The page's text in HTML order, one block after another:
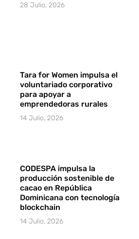
28 Julio, 2026
Tara for Women impulsa el
voluntariado corporativo
para apoyar a
emprendedoras rurales
14 Julio, 2026
CODESPA impulsa la
producción sostenible de
cacao en República
Dominicana con tecnología
blockchain
14 Julio, 2026